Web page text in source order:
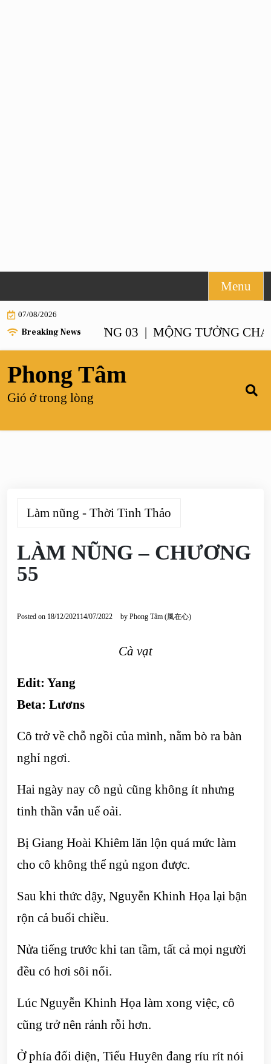
to
content
Menu
07/08/2026
Breaking News
– CHƯƠNG 03 | MỘNG TƯỞNG CHANH
Phong Tâm
Gió ở trong lòng
Làm nũng - Thời Tinh Thảo
LÀM NŨNG – CHƯƠNG
55
Posted on 18/12/202114/07/2022 by Phong Tâm (風在心)
Cà vạt
Edit: Yang
Beta: Lươns
Cô trở về chỗ ngồi của mình, nằm bò ra bàn
nghỉ ngơi.
Hai ngày nay cô ngủ cũng không ít nhưng
tinh thần vẫn uể oải.
Bị Giang Hoài Khiêm lăn lộn quá mức làm
cho cô không thể ngủ ngon được.
Sau khi thức dậy, Nguyễn Khinh Họa lại bận
rộn cả buổi chiều.
Nửa tiếng trước khi tan tầm, tất cả mọi người
đều có hơi sôi nổi.
Lúc Nguyễn Khinh Họa làm xong việc, cô
cũng trở nên rảnh rỗi hơn.
Ở phía đối diện, Tiểu Huyên đang ríu rít nói